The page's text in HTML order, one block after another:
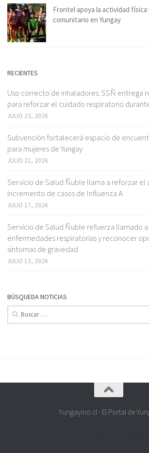
Frontel apoya la actividad física
comunitario en Yungay
RECIENTES
Uso correcto de inhaladores: SSÑ entrega
para reforzar el cuidado respiratorio
JULIO 23, 2026
Subvención fortalecerá espacio de
para mujeres de Yungay
JULIO 21, 2026
Servicio de Salud Ñuble llama a reforzar
incremento de casos de Influenza A
JULIO 17, 2026
Servicio de Salud Ñuble refuerza llamado
enfermedades respiratorias y reconocer
síntomas de gravedad
JULIO 13, 2026
BÚSQUEDA NOTICIAS
Buscar:
Yungayino.cl - El Portal de